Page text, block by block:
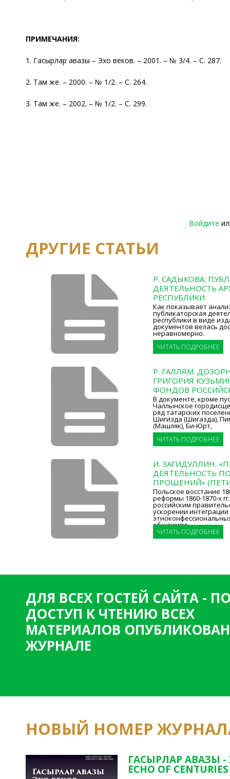
ПРИМЕЧАНИЯ:
1. Гасырлар авазы – Эхо веков. – 2001. – № 3/4. – С. 287.
2. Там же. – 2000. – № 1/2. – С. 264.
3. Там же. – 2002. – № 1/2. – С. 299.
Войдите
ДРУГИЕ СТАТЬИ
Р. САДЫКОВА.
ДЕЯТЕЛЬНОСТЬ
РЕСПУБЛИКИ
Как показывает
публикаторская
республики в виде
документов велась
неравномерно.
ЧИТАТЬ ПОДРОБНЕЕ
Р. ГАЛЛЯМ.
ГРИГОРИЯ
ФОНДОВ
В документе, кроме
Чаллынское
ряд татарских
Шигизда (Шигазда),
(Машляк), Би-Юрт,
ЧИТАТЬ ПОДРОБНЕЕ
И. ЗАГИДУЛЛИН.
ДЕЯТЕЛЬНОСТЬ
ПРОШЕНИЙ»
Польское восстание
реформы 1860-1870-х
российским
ускорении интеграции
общеимпе
ЧИТАТЬ ПОДРОБНЕЕ
ДЛЯ ВСЕХ ГОСТЕЙ САЙТА -
ДОСТУП К ЧТЕНИЮ ВСЕХ
МАТЕРИАЛОВ
ЖУРНАЛЕ
НОВЫЙ НОМЕР
ГАСЫРЛАР АВАЗЫ -
ECHO OF